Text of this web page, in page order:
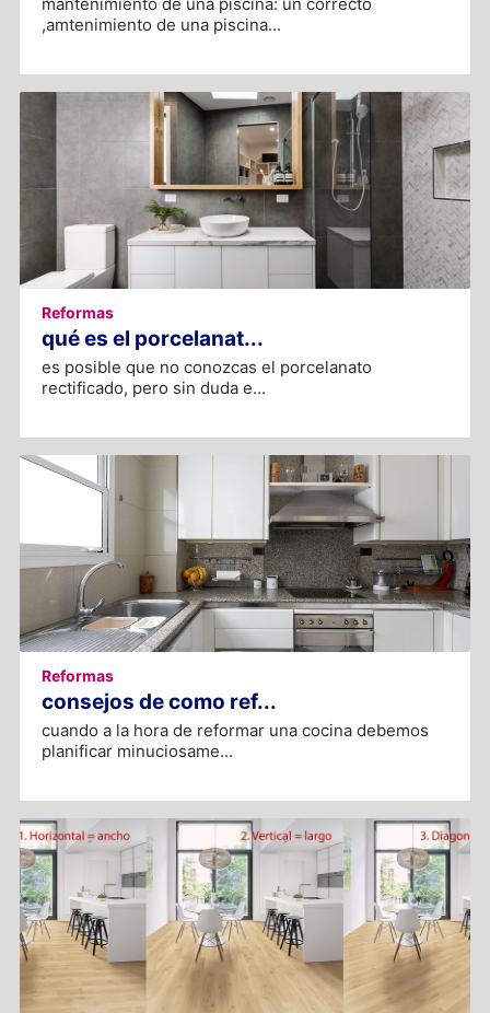
,amtenimiento de una piscina...
Reformas
qué es el porcelanat...
es posible que no conozcas el porcelanato
rectificado, pero sin duda e...
Reformas
consejos de como ref...
cuando a la hora de reformar una cocina debemos
planificar minuciosame...